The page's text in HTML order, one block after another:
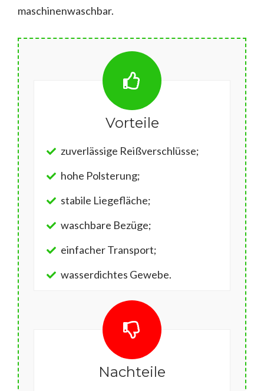
maschinenwaschbar.
Vorteile
zuverlässige Reißverschlüsse;
hohe Polsterung;
stabile Liegefläche;
waschbare Bezüge;
einfacher Transport;
wasserdichtes Gewebe.
Nachteile